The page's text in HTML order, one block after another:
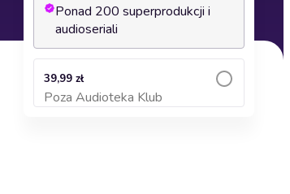
Ponad 200 superprodukcji i
audioseriali
39,99 zł
Poza Audioteka Klub
Dodaj do koszyka